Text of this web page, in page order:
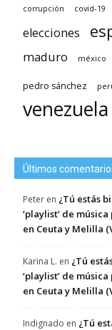
corrupción covid-19
elecciones
maduro méxico
pedro sánchez
venezuela
Últimos
Peter en ¿Tú estás
‘playlist’ de
en Ceuta y Melilla
Karina L. en ¿Tú
‘playlist’ de
en Ceuta y Melilla
Indignado en ¿Tú